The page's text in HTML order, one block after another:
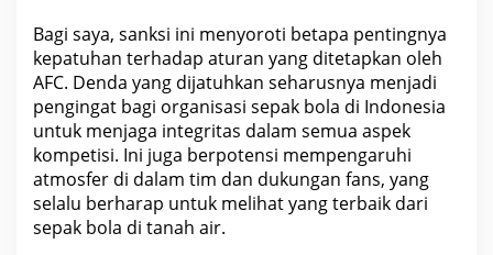
Bagi saya, sanksi ini menyoroti betapa pentingnya
kepatuhan terhadap aturan yang ditetapkan oleh
AFC. Denda yang dijatuhkan seharusnya menjadi
pengingat bagi organisasi sepak bola di Indonesia
untuk menjaga integritas dalam semua aspek
kompetisi. Ini juga berpotensi mempengaruhi
atmosfer di dalam tim dan dukungan fans, yang
selalu berharap untuk melihat yang terbaik dari
sepak bola di tanah air.